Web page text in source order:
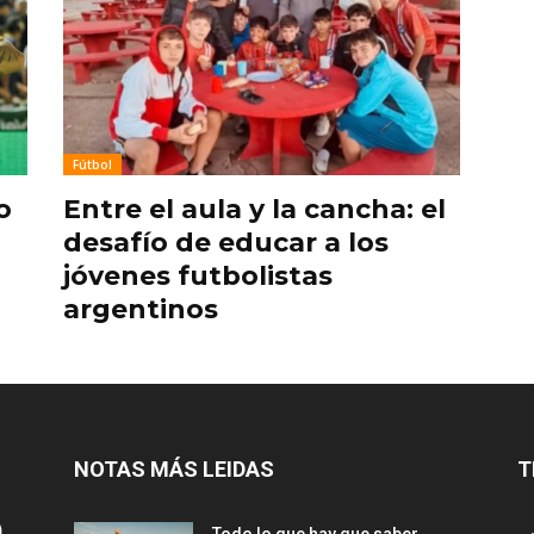
Fútbol
Entre el aula y la cancha: el
desafío de educar a los
jóvenes futbolistas
argentinos
NOTAS MÁS LEIDAS